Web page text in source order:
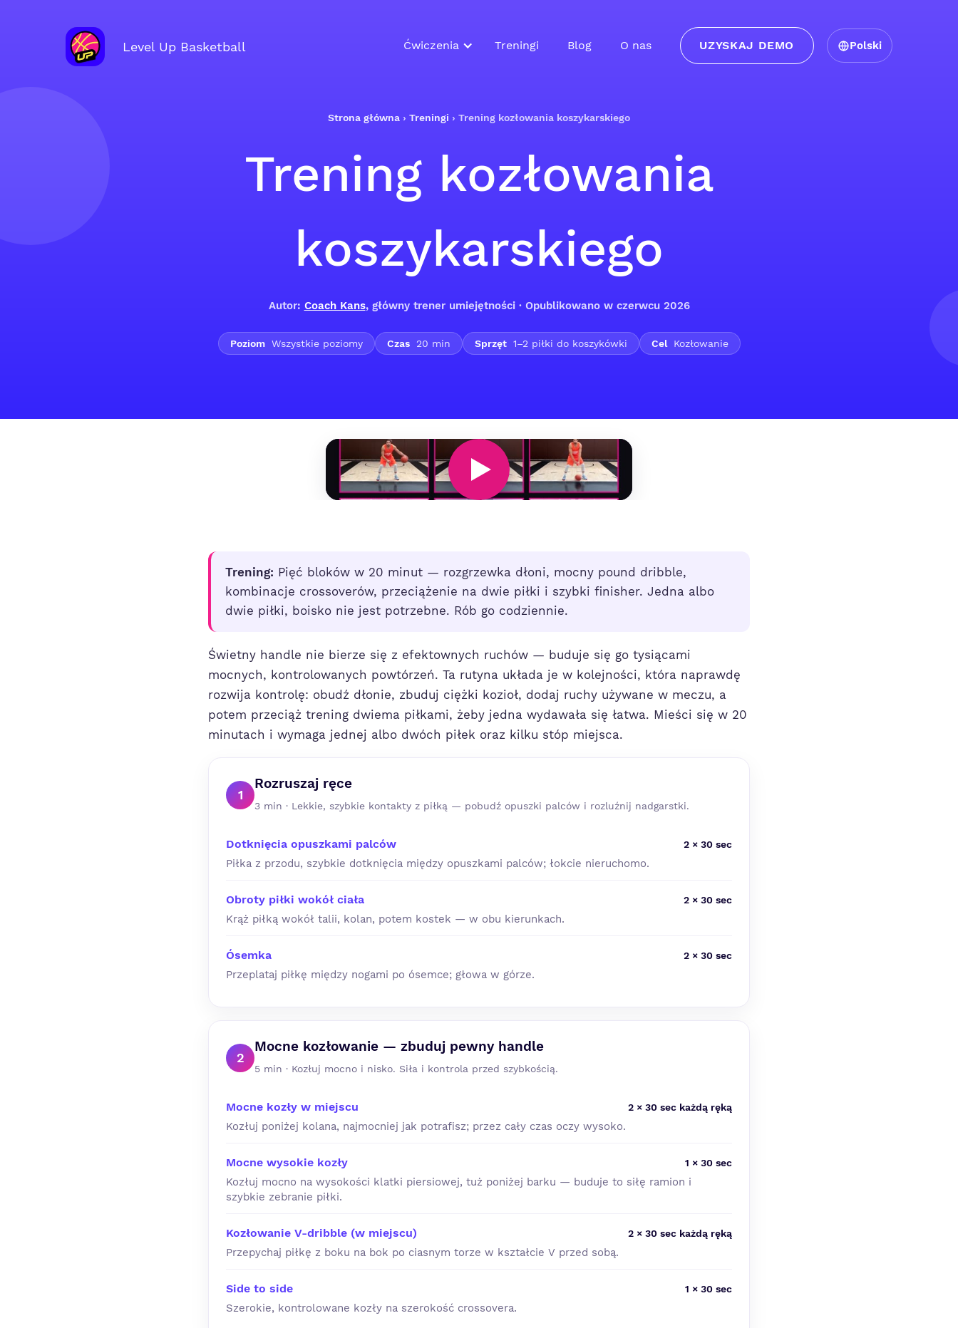
Level Up Basketball Ćwiczenia Treningi Blog O nas UZYSKAJ DEMO Polski
Strona główna › Treningi › Trening kozłowania koszykarskiego
Trening kozłowania
koszykarskiego
Autor: Coach Kans, główny trener umiejętności · Opublikowano w czerwcu 2026
Poziom Wszystkie poziomy Czas 20 min Sprzęt 1–2 piłki do koszykówki Cel Kozłowanie
Trening: Pięć bloków w 20 minut — rozgrzewka dłoni, mocny pound dribble,
kombinacje crossoverów, przeciążenie na dwie piłki i szybki finisher. Jedna albo
dwie piłki, boisko nie jest potrzebne. Rób go codziennie.
Świetny handle nie bierze się z efektownych ruchów — buduje się go tysiącami
mocnych, kontrolowanych powtórzeń. Ta rutyna układa je w kolejności, która naprawdę
rozwija kontrolę: obudź dłonie, zbuduj ciężki kozioł, dodaj ruchy używane w meczu, a
potem przeciąż trening dwiema piłkami, żeby jedna wydawała się łatwa. Mieści się w 20
minutach i wymaga jednej albo dwóch piłek oraz kilku stóp miejsca.
1
Rozruszaj ręce
3 min · Lekkie, szybkie kontakty z piłką — pobudź opuszki palców i rozluźnij nadgarstki.
Dotknięcia opuszkami palców 2 × 30 sec
Piłka z przodu, szybkie dotknięcia między opuszkami palców; łokcie nieruchomo.
Obroty piłki wokół ciała 2 × 30 sec
Krąż piłką wokół talii, kolan, potem kostek — w obu kierunkach.
Ósemka 2 × 30 sec
Przeplataj piłkę między nogami po ósemce; głowa w górze.
2
Mocne kozłowanie — zbuduj pewny handle
5 min · Kozłuj mocno i nisko. Siła i kontrola przed szybkością.
Mocne kozły w miejscu 2 × 30 sec każdą ręką
Kozłuj poniżej kolana, najmocniej jak potrafisz; przez cały czas oczy wysoko.
Mocne wysokie kozły 1 × 30 sec
Kozłuj mocno na wysokości klatki piersiowej, tuż poniżej barku — buduje to siłę ramion i
szybkie zebranie piłki.
Kozłowanie V-dribble (w miejscu) 2 × 30 sec każdą ręką
Przepychaj piłkę z boku na bok po ciasnym torze w kształcie V przed sobą.
Side to side 1 × 30 sec
Szerokie, kontrolowane kozły na szerokość crossovera.